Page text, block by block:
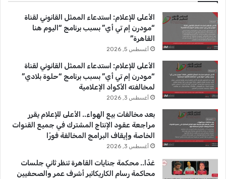
و
ك
T
u
b
e
ق
ا
م
الأعلى للإعلام: استدعاء الممثل القانوني لقناة
“مودرن إم تي أي” بسبب برنامج “اليوم هنا
القاهرة”
أغسطس 5, 2026
الأعلى للإعلام: استدعاء الممثل القانوني لقناة
“مودرن إم تي أي” بسبب برنامج “حلوة بلادي”
لمخالفته الأكواد الإعلامية
أغسطس 3, 2026
بعد مخالفات بيع الهواء.. الأعلى للإعلام يقرر
مراجعة عقود الإنتاج المشترك في جميع القنوات
الخاصة وإيقاف البرامج المخالفة فورًا
أغسطس 3, 2026
غدًا.. محكمة جنايات القاهرة تنظر ثاني جلسات
محاكمة رسام الكاريكاتير أشرف عمر والصحفيين